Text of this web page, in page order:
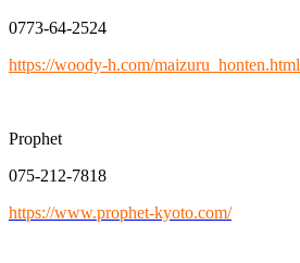
0773-64-2524
https://woody-h.com/maizuru_honten.html
Prophet
075-212-7818
https://www.prophet-kyoto.com/